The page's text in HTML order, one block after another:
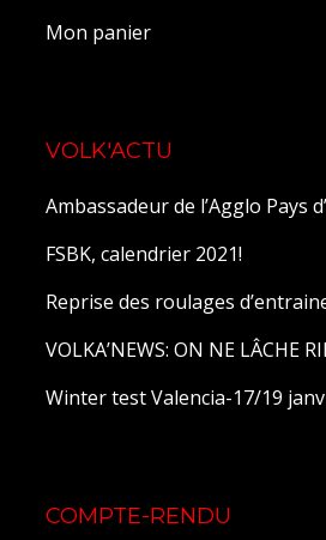
Mon panier
VOLK'ACTU
Ambassadeur de l’Agglo Pays
FSBK, calendrier 2021!
Reprise des roulages
VOLKA’NEWS: ON NE LÂCHE
Winter test Valencia-17/19
COMPTE-RENDU